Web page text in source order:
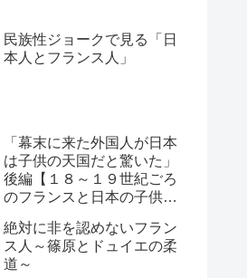
民族性ジョークで見る「日
本人とフランス人」
「幕末に来た外国人が日本
は子供の天国だと驚いた」
後編【１８～１９世紀ごろ
のフランスと日本の子供の
絶対に非を認めないフラン
ス人～篠原とドュイエの柔
道～